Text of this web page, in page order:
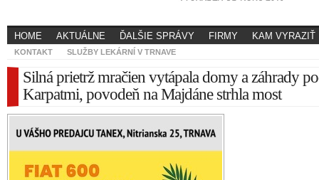
HOME AKTUÁLNE ĎALŠIE SPRÁVY FIRMY KAM VYRAZIŤ
KONTAKT SLUŽBY LEKÁRNÍ V TRNAVE
Silná prietrž mračien vytápala domy a záhrady
Karpatmi, povodeň na Majdáne strhla most